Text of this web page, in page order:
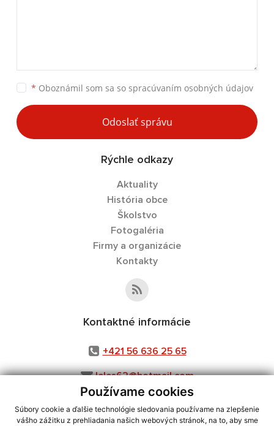
Používame cookies
Súbory cookie a ďalšie technológie sledovania používame na zlepšenie
vášho zážitku z prehliadania našich webových stránok, na to, aby sme
* Oboznámil som sa so spracúvaním osobných údajov
Odoslať správu
Rýchle odkazy
Aktuality
História obce
Školstvo
Fotogaléria
Firmy a organizácie
Kontakty
Kontaktné informácie
+421 56 636 25 65
leles62@hotmail.com